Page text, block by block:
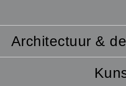
Architectuur &